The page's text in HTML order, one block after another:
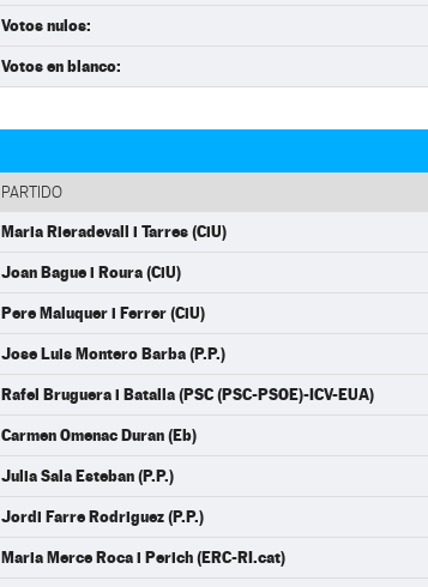
Votos nulos:
Votos en blanco:
PARTIDO
Maria Rieradevall i Tarres (CiU)
Joan Bague i Roura (CiU)
Pere Maluquer i Ferrer (CiU)
Jose Luis Montero Barba (P.P.)
Rafel Bruguera i Batalla (PSC (PSC-PSOE)-ICV-EUA)
Carmen Omenac Duran (Eb)
Julia Sala Esteban (P.P.)
Jordi Farre Rodriguez (P.P.)
Maria Merce Roca i Perich (ERC-RI.cat)